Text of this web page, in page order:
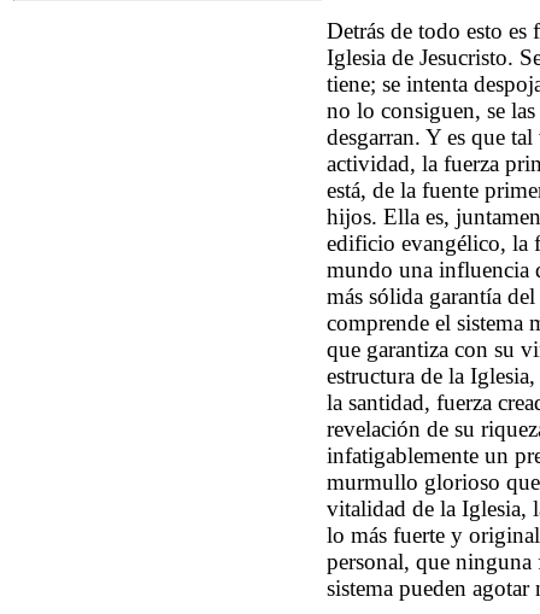
Detrás de todo esto
Iglesia de Jesucristo.
tiene; se intenta
no lo consiguen, se
desgarran. Y es que
actividad, la fuerza
está, de la fuente
hijos. Ella es,
edificio evangélico, la
mundo una influencia
más sólida garantía
comprende el sistema
que garantiza con su
estructura de la
la santidad, fuerza
revelación de su
infatigablemente un
murmullo glorioso que
vitalidad de la Iglesia,
lo más fuerte y
personal, que
sistema pueden